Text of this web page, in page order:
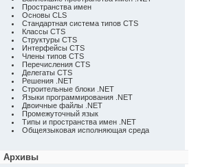
Пространства имен
Основы CLS
Стандартная система типов CTS
Классы CTS
Структуры CTS
Интерфейсы CTS
Члены типов CTS
Перечисления CTS
Делегаты CTS
Решения .NET
Строительные блоки .NET
Языки программирования .NET
Двоичные файлы .NET
Промежуточный язык
Типы и пространства имен .NET
Общеязыковая исполняющая среда
Архивы